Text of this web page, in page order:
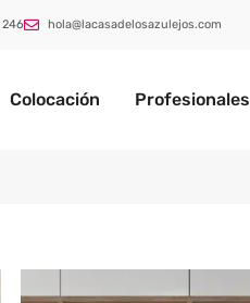
hola@lacasadelosazulejos.com
Colocación Profesionales